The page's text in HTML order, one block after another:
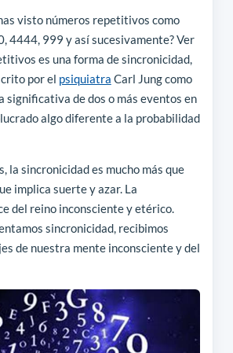
visto números repetitivos como
4444, 999 y así sucesivamente? Ver
es una forma de sincronicidad,
por el psiquiatra Carl Jung como
significativa de dos o más eventos en
algo diferente a la probabilidad
la sincronicidad es mucho más que
implica suerte y azar. La
del reino inconsciente y etérico.
sincronicidad, recibimos
de nuestra mente inconsciente y del